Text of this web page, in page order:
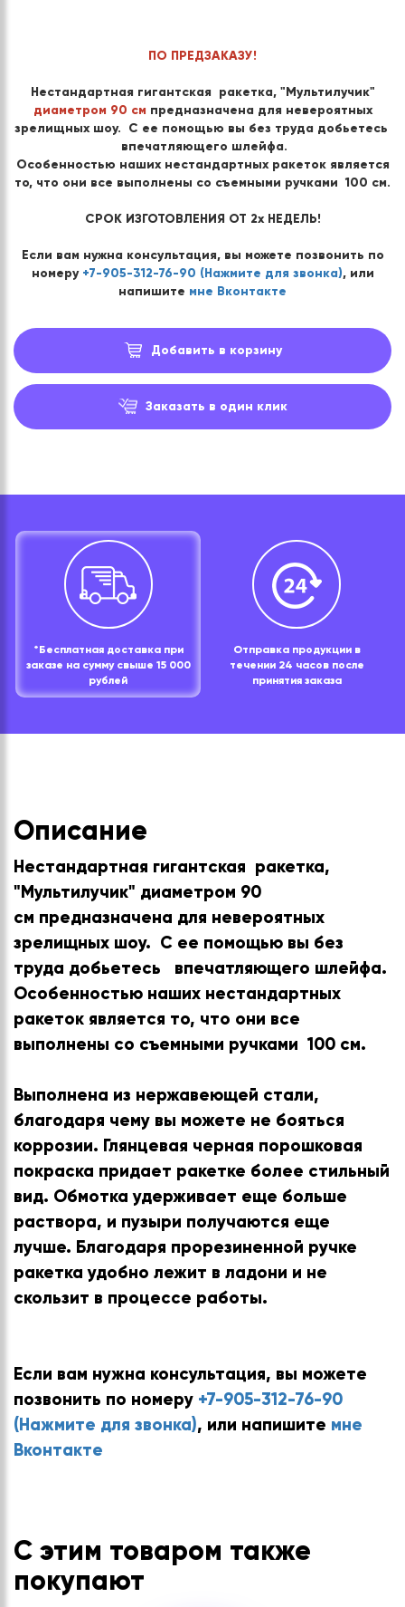
ПО ПРЕДЗАКАЗУ!
Нестандартная гигантская ракетка, "Мультилучик"
диаметром 90 см предназначена для невероятных
зрелищных шоу. С ее помощью вы без труда добьетесь
впечатляющего шлейфа.
Особенностью наших нестандартных ракеток является
то, что они все выполнены со съемными ручками 100 см.
СРОК ИЗГОТОВЛЕНИЯ ОТ 2х НЕДЕЛЬ!
Если вам нужна консультация, вы можете позвонить по
номеру +7-905-312-76-90 (Нажмите для звонка), или
напишите мне Вконтакте
Добавить в корзину
Заказать в один клик
*Бесплатная доставка при
заказе на сумму свыше 15 000
рублей
Отправка продукции в
течении 24 часов после
принятия заказа
Описание
Нестандартная гигантская ракетка,
"Мультилучик" диаметром 90
см предназначена для невероятных
зрелищных шоу. С ее помощью вы без
труда добьетесь впечатляющего шлейфа.
Особенностью наших нестандартных
ракеток является то, что они все
выполнены со съемными ручками 100 см.
Выполнена из нержавеющей стали,
благодаря чему вы можете не бояться
коррозии. Глянцевая черная порошковая
покраска придает ракетке более стильный
вид. Обмотка удерживает еще больше
раствора, и пузыри получаются еще
лучше. Благодаря прорезиненной ручке
ракетка удобно лежит в ладони и не
скользит в процессе работы.
Если вам нужна консультация, вы можете
позвонить по номеру +7-905-312-76-90
(Нажмите для звонка), или напишите мне
Вконтакте
С этим товаром также
покупают